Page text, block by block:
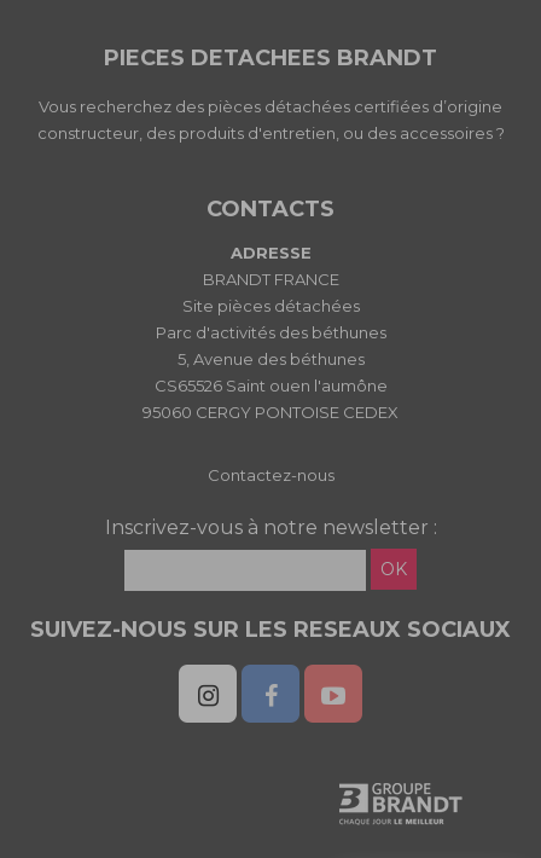
PIECES DETACHEES BRANDT
Vous recherchez des pièces détachées certifiées d’origine
constructeur, des produits d'entretien, ou des accessoires ?
CONTACTS
ADRESSE
BRANDT FRANCE
Site pièces détachées
Parc d'activités des béthunes
5, Avenue des béthunes
CS65526 Saint ouen l'aumône
95060 CERGY PONTOISE CEDEX
Contactez-nous
Inscrivez-vous à notre newsletter :
OK
SUIVEZ-NOUS SUR LES RESEAUX SOCIAUX